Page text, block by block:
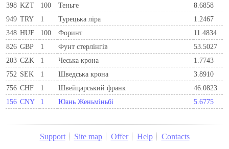
398 KZT 100 Теньге
8.6858
949 TRY 1 Турецька ліра
1.2467
348 HUF 100 Форинт
11.4834
826 GBP 1 Фунт стерлінгів
53.5027
203 CZK 1 Чеська крона
1.7743
752 SEK 1 Шведська крона
3.8910
756 CHF 1 Швейцарський франк
46.0823
156 CNY 1 Юань Женьміньбі 5.6775
Support Site map Offer Help Contacts